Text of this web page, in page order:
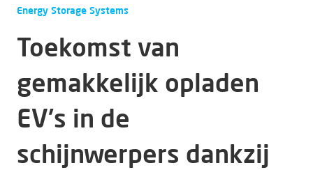
Energy Storage Systems
Toekomst van
gemakkelijk opladen
EV's in de
schijnwerpers dankzij